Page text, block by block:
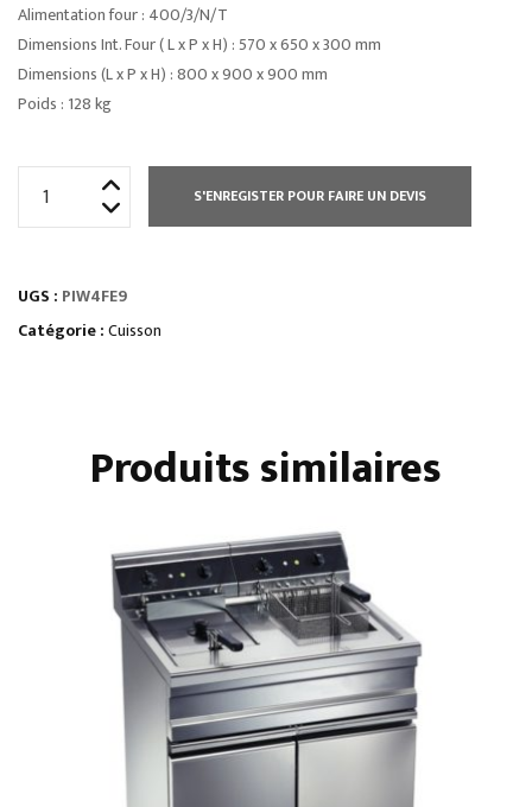
Alimentation four : 400/3/N/T
Dimensions Int. Four ( L x P x H) : 570 x 650 x 300 mm
Dimensions (L x P x H) : 800 x 900 x 900 mm
Poids : 128 kg
SUR
PLACARD
S'ENREGISTER POUR FAIRE UN DEVIS
UGS : PIW4FE9
Catégorie :Cuisson
Produits similaires